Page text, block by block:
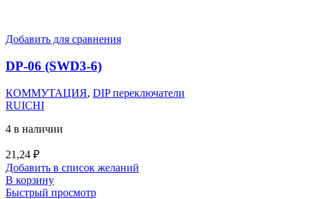
Добавить для сравнения
DP-06 (SWD3-6)
КОММУТАЦИЯ, DIP переключатели
RUICHI
4 в наличии
21,24 ₽
Добавить в список желаний
В корзину
Быстрый просмотр